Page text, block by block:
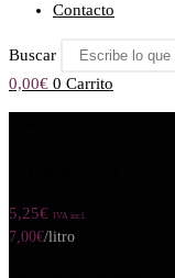
Contacto
Buscar
0,00€ 0 Carrito
5,25€ IVA incl.
7,00€/litro